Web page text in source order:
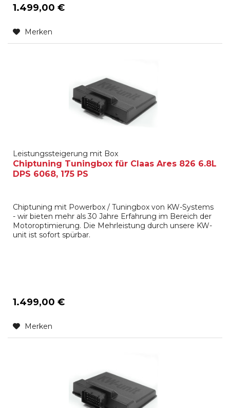
1.499,00 €
Merken
Leistungssteigerung mit Box
Chiptuning Tuningbox für Claas Ares 826 6.8L
DPS 6068, 175 PS
Chiptuning mit Powerbox / Tuningbox von KW-Systems
- wir bieten mehr als 30 Jahre Erfahrung im Bereich der
Motoroptimierung. Die Mehrleistung durch unsere KW-
unit ist sofort spürbar.
1.499,00 €
Merken